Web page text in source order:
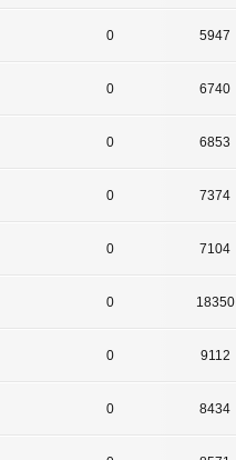
0 5947
0 6740
0 6853
0 7374
0 7104
0 18350
0 9112
0 8434